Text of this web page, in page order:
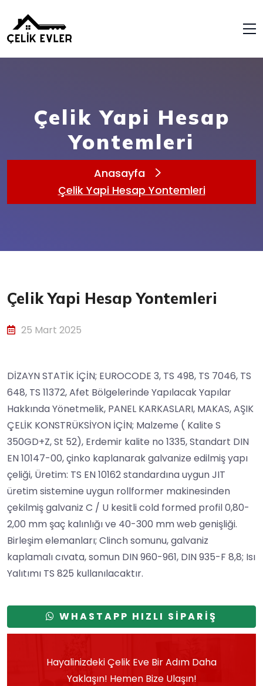
Çelik Yapi Hesap
Yontemleri
Anasayfa
Çelik Yapi Hesap Yontemleri
Çelik Yapi Hesap Yontemleri
25 Mart 2025
DİZAYN STATİK İÇİN; EUROCODE 3, TS 498, TS 7046, TS
648, TS 11372, Afet Bölgelerinde Yapılacak Yapılar
Hakkında Yönetmelik, PANEL KARKASLARI, MAKAS, AŞIK
ÇELİK KONSTRÜKSİYON İÇİN; Malzeme ( Kalite S
350GD+Z, St 52), Erdemir kalite no 1335, Standart DIN
EN 10147-00, çinko kaplanarak galvanize edilmiş yapı
çeliği, Üretim: TS EN 10162 standardına uygun JIT
üretim sistemine uygun rollformer makinesinden
çekilmiş galvaniz C / U kesitli cold formed profil 0,80-
2,00 mm şaç kalınlığı ve 40-300 mm web genişliği.
Birleşim elemanları; Clinch somunu, galvaniz
kaplamalı cıvata, somun DIN 960-961, DIN 935-F 8,8; Isı
Yalıtımı TS 825 kullanılacaktır.
WHASTAPP HIZLI SİPARİŞ
Hayalinizdeki Çelik Eve Bir Adım Daha
Yaklaşın! Hemen Bize Ulaşın!